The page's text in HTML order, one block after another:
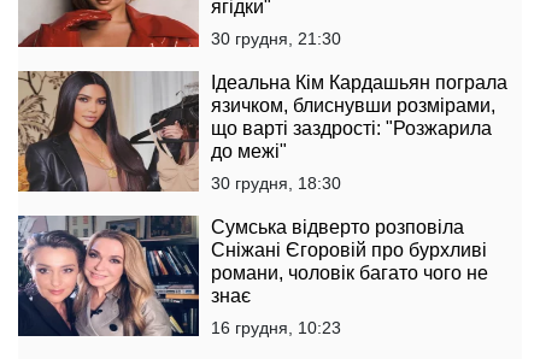
ягідки"
30 грудня, 21:30
Ідеальна Кім Кардашьян пограла
язичком, блиснувши розмірами,
що варті заздрості: "Розжарила
до межі"
30 грудня, 18:30
Сумська відверто розповіла
Сніжані Єгоровій про бурхливі
романи, чоловік багато чого не
знає
16 грудня, 10:23